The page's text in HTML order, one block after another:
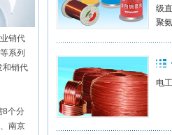
销代
系列
和销代
8个分
南京
级
聚
电